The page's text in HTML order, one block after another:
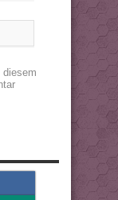
diesem